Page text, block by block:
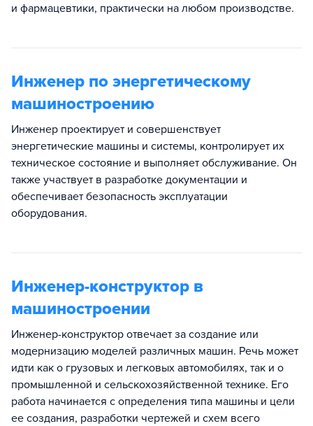
и фармацевтики, практически на любом производстве.
Инженер по энергетическому
машиностроению
Инженер проектирует и совершенствует
энергетические машины и системы, контролирует их
техническое состояние и выполняет обслуживание. Он
также участвует в разработке документации и
обеспечивает безопасность эксплуатации
оборудования.
Инженер-конструктор в
машиностроении
Инженер-конструктор отвечает за создание или
модернизацию моделей различных машин. Речь может
идти как о грузовых и легковых автомобилях, так и о
промышленной и сельскохозяйственной технике. Его
работа начинается с определения типа машины и цели
ее создания, разработки чертежей и схем всего